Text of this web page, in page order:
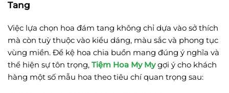
Tang
Việc lựa chọn hoa đám tang không chỉ dựa vào sở thích
mà còn tuỳ thuộc vào kiểu dáng, màu sắc và phong tục
vùng miền. Để kệ hoa chia buồn mang đúng ý nghĩa và
thể hiện sự tôn trọng, Tiệm Hoa My Mygợi ý cho khách
hàng một số mẫu hoa theo tiêu chí quan trọng sau: